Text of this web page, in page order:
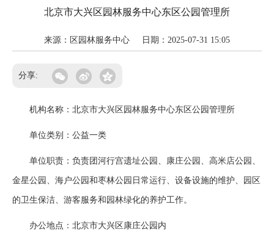
北京市大兴区园林服务中心东区公园管理所
来源：区园林服务中心 日期：2025-07-31 15:05
分享:
机构名称：北京市大兴区园林服务中心东区公园管理所
单位类别：公益一类
单位职责：负责团河行宫遗址公园、康庄公园、高米店公园、
金星公园、海户公园和枣林公园日常运行、设备设施的维护、园区
的卫生保洁、游客服务和园林绿化的养护工作。
办公地点：北京市大兴区康庄公园内